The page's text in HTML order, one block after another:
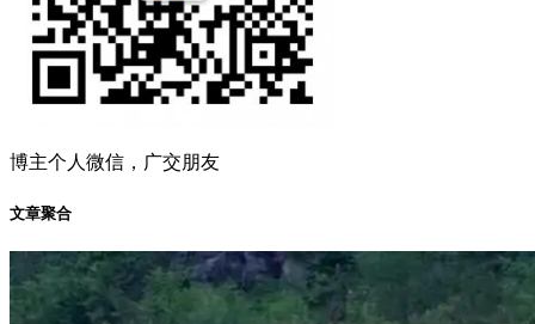
博主个人微信，广交朋友
文章聚合